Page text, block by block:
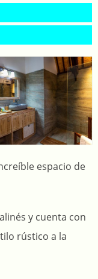
espacio de
y cuenta con
rústico a la